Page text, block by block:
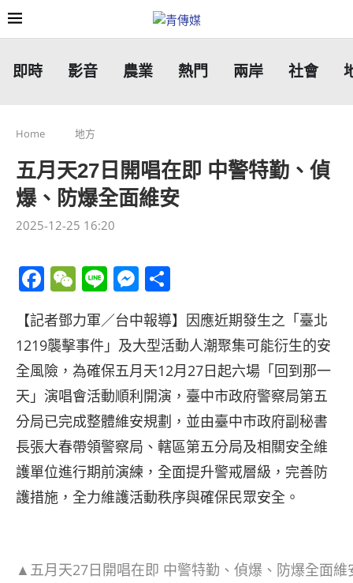
即時 影音 農業 熱門 兩岸 社會
Home 地方
五月天27日開唱在即 中警特勤、偵
爆、防爆全面維安
2025-12-25 16:20
Facebook
WeChat
LineMessenger
【記者鄧力軍／台中報導】因應近期發生之「臺北
1219襲擊事件」及大型活動人潮聚集可能衍生的安
全風險，為確保五月天12月27日起六場「回到那一
天」演唱會活動順利開演，臺中市政府警察局第五
分局已完成整體維安規劃，並由臺中市政府副秘書
長張大春帶領警察局、轄區第五分局及相關安全維
護單位進行期前演練，全面提升警戒層級，完善防
護措施，全力維護活動秩序與確保民眾安全。
▲五月天27日開唱在即 中警特勤、偵爆、防爆全面